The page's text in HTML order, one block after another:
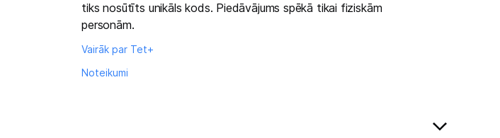
tiks nosūtīts unikāls kods. Piedāvājums spēkā tikai fiziskām
personām.
Vairāk par Tet+
Noteikumi